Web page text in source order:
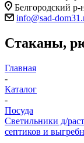
Белгородский
info@sad-
Стаканы,
Главная
-
Каталог
-
Посуда
Светильники д/
септиков и